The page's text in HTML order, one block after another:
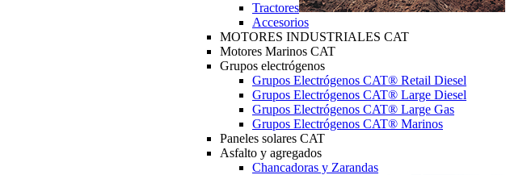
Tractores
Accesorios
MOTORES INDUSTRIALES CAT
Motores Marinos CAT
Grupos electrógenos
Grupos Electrógenos CAT® Retail Diesel
Grupos Electrógenos CAT® Large Diesel
Grupos Electrógenos CAT® Large Gas
Grupos Electrógenos CAT® Marinos
Paneles solares CAT
Asfalto y agregados
Chancadoras y Zarandas